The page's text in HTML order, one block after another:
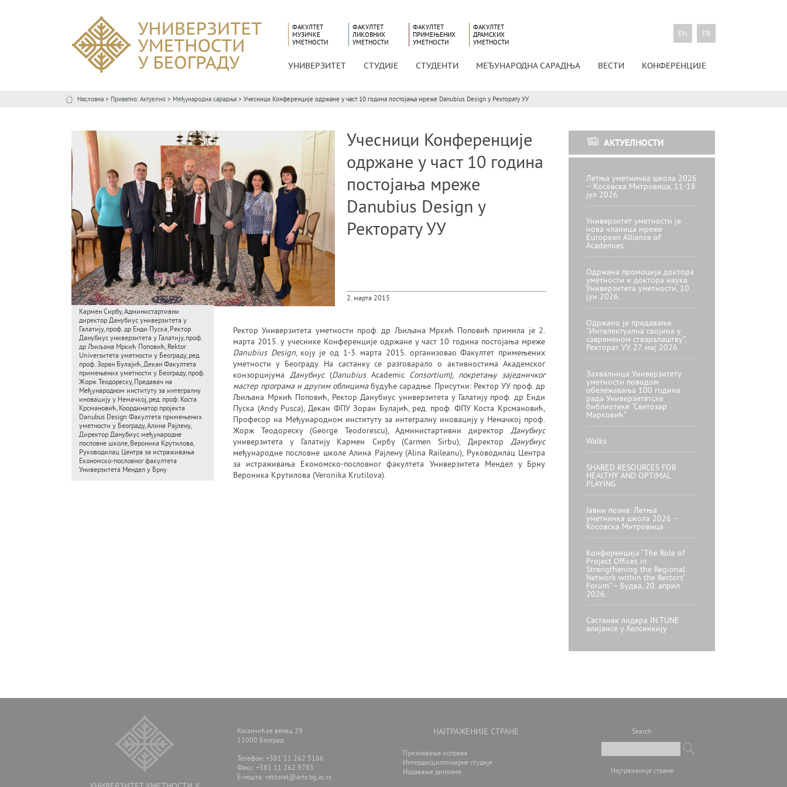
ФАКУЛТЕТ
МУЗИЧКЕ
УМЕТНОСТИ
ФАКУЛТЕТ
ЛИКОВНИХ
УМЕТНОСТИ
ФАКУЛТЕТ
ПРИМЕЊЕНИХ
УМЕТНОСТИ
ФАКУЛТЕТ
ДРАМСКИХ
УМЕТНОСТИ
EN FR
УНИВЕРЗИТЕТ СТУДИЈЕ СТУДЕНТИ МЕЂУНАРОДНА САРАДЊА ВЕСТИ КОНФЕРЕНЦИЈЕ
Насловна > Приватно: Актуелно > Међународна сарадња > Учесници Конференције одржане у част 10 година постојања мреже Danubius Design у Ректорату УУ
Учесници Конференције
одржане у част 10 година
постојања мреже
Danubius Design у
Ректорату УУ
2. марта 2015
Кармен Сирбу, Aдминистартивни
директор Данубиус универзитета у
Галатију, проф. др Енди Пуска, Ректор
Данубиус универзитета у Галатију, проф.
др Љиљана Мркић Поповић, Rektor
Univerзитета уметности у Београду, ред.
проф. Зоран Булајић, Декан Факултета
примењених уметности у Београду, проф.
Жорж Теодореску, Предавач на
Међународном институту за интегралну
иновацију у Немачкој, ред. проф. Коста
Крсмановић, Координатор пројекта
Danubus Design Факултета примењених
уметности у Београду, Алина Рајлену,
Директор Данубиус међународне
пословне школе, Вероника Крутилова,
Руководилац Центра за истраживања
Економско-пословног факултета
Универзитета Мендел у Брну
Ректор Универзитета уметности проф. др Љиљана Мркић Поповић примила је 2.
марта 2015. у учеснике Конференције одржане у част 10 година постојања мреже
Danubius Design, коју је од 1-3. марта 2015. организовао Факултет примењених
уметности у Београду. На састанку се разговарало о активностима Академског
конзорцијума Данубиус(DanubiusAcademic Consortium), покретању заједничког
мастер програма и другим облицимабудуће сарадње. Присутни: Ректор УУ проф. др
Љиљана Мркић Поповић, Ректор Данубиус универзитета у Галатију проф. др Енди
Пуска (Andy Pusca), Декан ФПУ Зоран Булајић, ред. проф. ФПУ Коста Крсмановић,
Професор на Међународном институту за интегралну иновацију у Немачкој проф.
Жорж Теодореску (George Teodorescu), Администартивни директор Данубиус
универзитета у Галатију Кармен Сирбу (Carmen Sirbu), Директор Данубиус
међународне пословне школе Алина Рајлену (Alina Raileanu), Руководилац Центра
за истраживања Економско-пословног факултета Универзитета Мендел у Брну
Вероника Крутилова (Veronika Krutilova).
АКТУЕЛНОСТИ
Летња уметничка школа 2026
– Косовска Митровица, 11-18.
јул 2026.
Универзитет уметности је
нова чланица мреже
European Alliance of
Academies
Одржана промоција доктора
уметности и доктора наука
Универзитета уметности, 10.
јун 2026.
Одржано је предавање
“Интелектуална својина у
савременом стваралаштву”,
Ректорат УУ, 27. мај 2026.
Захвалница Универзитету
уметности поводом
обележавања 100 година
рада Универзитетске
библиотеке “Светозар
Марковић”
Walks
SHARED RESOURCES FOR
HEALTHY AND OPTIMAL
PLAYING
Јавни позив: Летња
уметничка школа 2026 –
Косовска Митровица
Конференција “The Role of
Project Offices in
Strengthening the Regional
Network within the Rectors’
Forum” – Будва, 20. април
2026.
Састанак лидера IN.TUNE
алијансе у Хелсинкију
Косанчићев венац 29
11000 Београд
Телефон: +381 11 262 5166
Факс: +381 11 262 9785
E-пошта: rektorat@arts.bg.ac.rs
НАЈТРАЖЕНИЈЕ СТРАНЕ
Признавање исправа
Интердисциплинарне студије
Издавање дипломе
Search
Најтраженије стране